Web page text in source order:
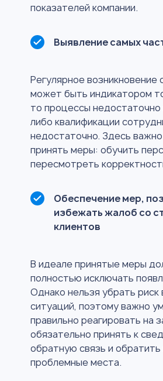
показателей компании.
Выявление самых
Регулярное возникновение
может быть индикатором
то процессы
либо квалификации
недостаточно. Здесь
принять меры: обучить
пересмотреть
Обеспечение мер,
избежать жалоб со
клиентов
В идеале принятые меры
полностью исключать
Однако нельзя убрать
ситуаций, поэтому важно
правильно реагировать на
обязательно принять к
обратную связь и обратить
проблемные места.